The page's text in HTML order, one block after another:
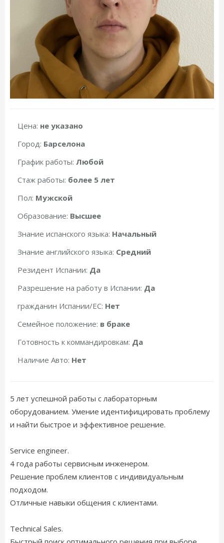
Цена: не указано
Город: Барселона
График работы: Любой
Стаж работы: более 5 лет
Пол: Мужской
Образование: Высшее
Знание испанского языка: Начальный
Знание английского языка: Средний
Резидент Испании: Да
Разрешение на работу в Испании: Да
гражданин Испании/ЕС: Нет
Семейное положение: в браке
Готовность к коммандировкам: Да
Наличие Авто: Нет
5 лет успешной работы с лабораторным
оборудованием. Умение идентифицировать проблему
и найти быстрое и эффективное решение.
Service engineer.
4 года работы сервисным инженером.
Решение проблем клиентов с индивидуальным
подходом.
Отличные навыки общения с клиентами.
Technical Sales.